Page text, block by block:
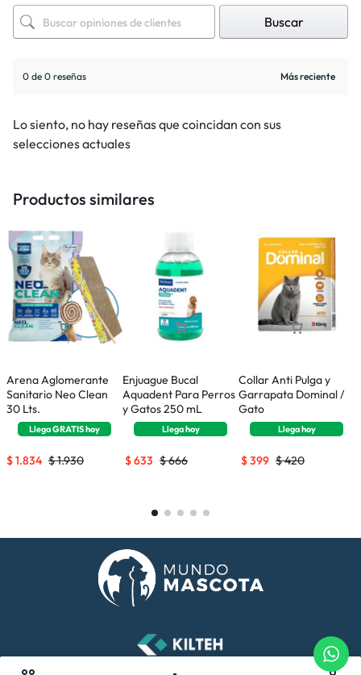
Buscar
0 de 0 reseñas
Lo siento, no hay reseñas que coincidan con sus
selecciones actuales
Productos similares
Arena Aglomerante
Sanitario Neo Clean
30 Lts.
LlegaGRATIShoy
$1.930
$1.834
Enjuague Bucal
Aquadent Para Perros
y Gatos 250 mL
Llegahoy
$666
$633
Collar Anti Pulga y
Garrapata Dominal /
Gato
Llegahoy
$420
$399